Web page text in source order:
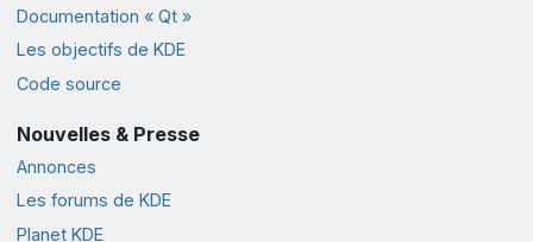
Documentation « Qt »
Les objectifs de KDE
Code source
Nouvelles & Presse
Annonces
Les forums de KDE
Planet KDE